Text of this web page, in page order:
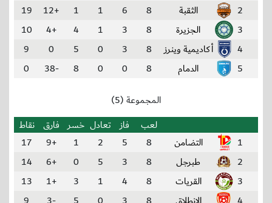
2
الثقبة 8
6
1
1
+12
19
3
الجزيرة 8
3
1
4
+4
10
4
أكاديمية وينرز 8
3
0
5
0
9
5
الدمام 8
0
0
8
-38
0
المجموعة (5)
لعب
فاز تعادل خسر فارق نقاط
1
التضامن 8
5
2
1
+9
17
2
طبرجل 8
3
5
0
+6
14
3
القريات 8
4
1
3
+1
13